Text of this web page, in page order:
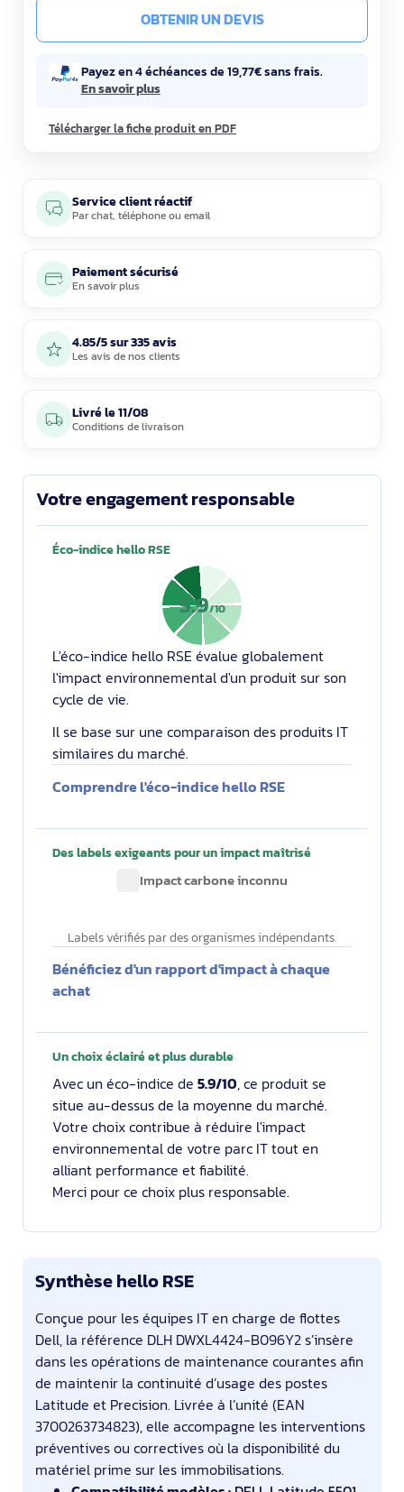
OBTENIR UN DEVIS
Payez en 4 échéances de 19,77€ sans frais.
En savoir plus
Télécharger la fiche produit en PDF
Service client réactif
Parchat, téléphoneouemail
Paiement sécurisé
En savoir plus
4.85/5 sur 335 avis
Les avis de nos clients
Livré le11/08
Conditions de livraison
Votre engagement responsable
Éco-indice hello RSE
5.9/10
L'éco-indice hello RSE évalue globalement
l'impact environnemental d'un produit sur son
cycle de vie.
Il se base sur une comparaison des produits IT
similaires du marché.
Comprendre l'éco-indice hello RSE
Des labels exigeants pour un impact maîtrisé
Impact carbone inconnu
Labels vérifiés par des organismes indépendants.
Bénéficiez d'un rapport d'impact à chaque
achat
Un choix éclairé et plus durable
Avec un éco-indice de 5.9/10, ce produit se
situe au-dessus de la moyenne du marché.
Votre choix contribue à réduire l'impact
environnemental de votre parc IT tout en
alliant performance et fiabilité.
Merci pour ce choix plus responsable.
Synthèse hello RSE
Conçue pour les équipes IT en charge de flottes
Dell, la référence DLH DWXL4424-B096Y2 s’insère
dans les opérations de maintenance courantes afin
de maintenir la continuité d’usage des postes
Latitude et Precision. Livrée à l’unité (EAN
3700263734823), elle accompagne les interventions
préventives ou correctives où la disponibilité du
matériel prime sur les immobilisations.